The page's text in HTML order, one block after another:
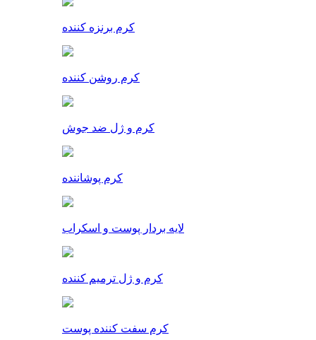
کرم برنزه کننده
کرم روشن کننده
کرم و ژل ضد جوش
کرم پوشاننده
لایه بردار پوست و اسکراب
کرم و ژل ترمیم کننده
کرم سفت کننده پوست